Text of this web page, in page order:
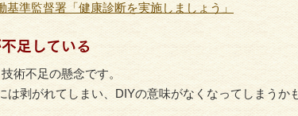
準監督署「健康診断を実施しましょう」
足している
術不足の懸念です。
は剥がれてしまい、DIYの意味がなくなってしまうか